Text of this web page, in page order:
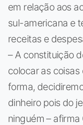
em relação aos
sul-americana e
receitas e
– A constituição
colocar as coisas
forma,
dinheiro pois do
ninguém –